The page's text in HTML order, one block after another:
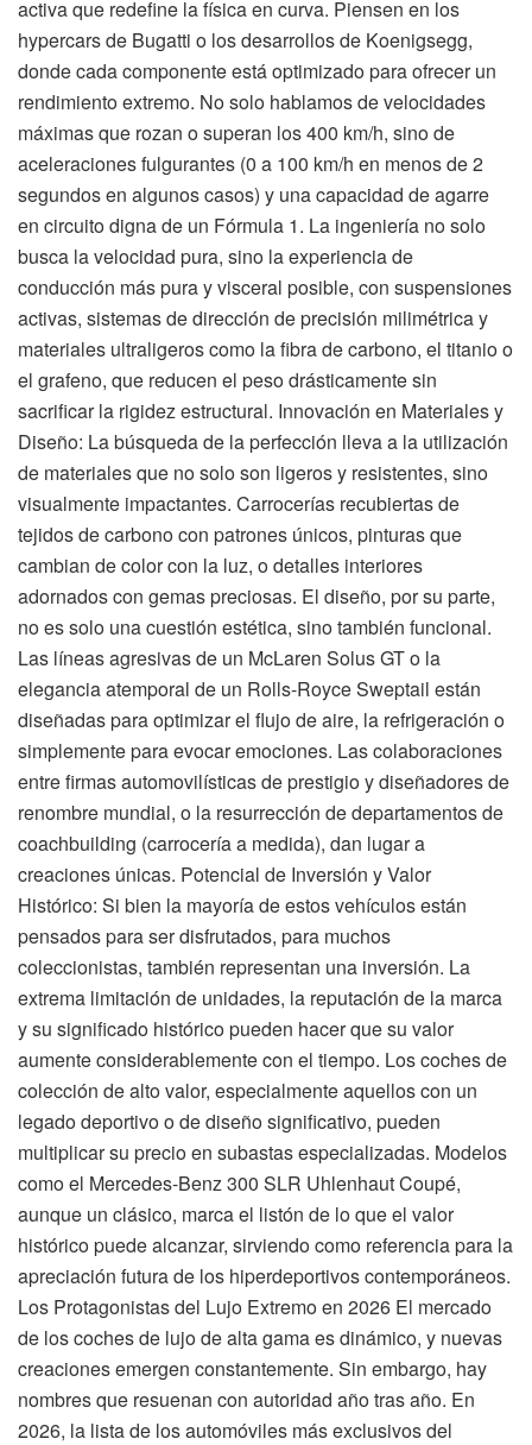
activa que redefine la física en curva. Piensen en los
hypercars de Bugatti o los desarrollos de Koenigsegg,
donde cada componente está optimizado para ofrecer un
rendimiento extremo. No solo hablamos de velocidades
máximas que rozan o superan los 400 km/h, sino de
aceleraciones fulgurantes (0 a 100 km/h en menos de 2
segundos en algunos casos) y una capacidad de agarre
en circuito digna de un Fórmula 1. La ingeniería no solo
busca la velocidad pura, sino la experiencia de
conducción más pura y visceral posible, con suspensiones
activas, sistemas de dirección de precisión milimétrica y
materiales ultraligeros como la fibra de carbono, el titanio o
el grafeno, que reducen el peso drásticamente sin
sacrificar la rigidez estructural. Innovación en Materiales y
Diseño: La búsqueda de la perfección lleva a la utilización
de materiales que no solo son ligeros y resistentes, sino
visualmente impactantes. Carrocerías recubiertas de
tejidos de carbono con patrones únicos, pinturas que
cambian de color con la luz, o detalles interiores
adornados con gemas preciosas. El diseño, por su parte,
no es solo una cuestión estética, sino también funcional.
Las líneas agresivas de un McLaren Solus GT o la
elegancia atemporal de un Rolls-Royce Sweptail están
diseñadas para optimizar el flujo de aire, la refrigeración o
simplemente para evocar emociones. Las colaboraciones
entre firmas automovilísticas de prestigio y diseñadores de
renombre mundial, o la resurrección de departamentos de
coachbuilding (carrocería a medida), dan lugar a
creaciones únicas. Potencial de Inversión y Valor
Histórico: Si bien la mayoría de estos vehículos están
pensados para ser disfrutados, para muchos
coleccionistas, también representan una inversión. La
extrema limitación de unidades, la reputación de la marca
y su significado histórico pueden hacer que su valor
aumente considerablemente con el tiempo. Los coches de
colección de alto valor, especialmente aquellos con un
legado deportivo o de diseño significativo, pueden
multiplicar su precio en subastas especializadas. Modelos
como el Mercedes-Benz 300 SLR Uhlenhaut Coupé,
aunque un clásico, marca el listón de lo que el valor
histórico puede alcanzar, sirviendo como referencia para la
apreciación futura de los hiperdeportivos contemporáneos.
Los Protagonistas del Lujo Extremo en 2026 El mercado
de los coches de lujo de alta gama es dinámico, y nuevas
creaciones emergen constantemente. Sin embargo, hay
nombres que resuenan con autoridad año tras año. En
2026, la lista de los automóviles más exclusivos del